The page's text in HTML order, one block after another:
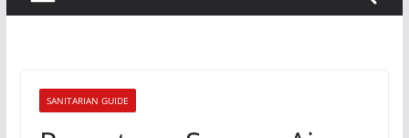
SANITARIAN GUIDE